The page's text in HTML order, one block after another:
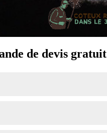
de devis gratuit